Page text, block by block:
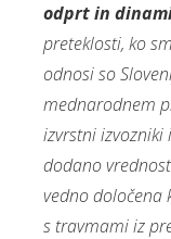
odprt in
preteklosti, ko
odnosi so
mednarodnem
izvrstni
dodano
vedno določena
s travmami iz